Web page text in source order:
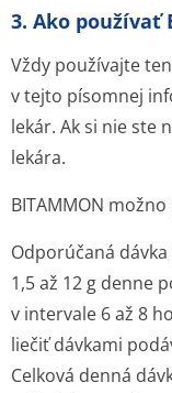
3. Ako používať
Vždy používajte
v tejto písomnej
lekár. Ak si nie ste
lekára.
BITAMMON
Odporúčaná dávka
1,5 až 12 g denne
v intervale 6 až 8
liečiť dávkami
Celková denná